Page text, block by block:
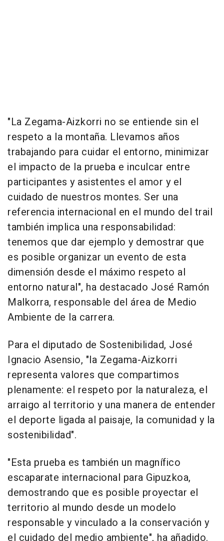
"La Zegama-Aizkorri no se entiende sin el
respeto a la montaña. Llevamos años
trabajando para cuidar el entorno, minimizar
el impacto de la prueba e inculcar entre
participantes y asistentes el amor y el
cuidado de nuestros montes. Ser una
referencia internacional en el mundo del trail
también implica una responsabilidad:
tenemos que dar ejemplo y demostrar que
es posible organizar un evento de esta
dimensión desde el máximo respeto al
entorno natural", ha destacado José Ramón
Malkorra, responsable del área de Medio
Ambiente de la carrera.
Para el diputado de Sostenibilidad, José
Ignacio Asensio, "la Zegama-Aizkorri
representa valores que compartimos
plenamente: el respeto por la naturaleza, el
arraigo al territorio y una manera de entender
el deporte ligada al paisaje, la comunidad y la
sostenibilidad".
"Esta prueba es también un magnífico
escaparate internacional para Gipuzkoa,
demostrando que es posible proyectar el
territorio al mundo desde un modelo
responsable y vinculado a la conservación y
el cuidado del medio ambiente", ha añadido.